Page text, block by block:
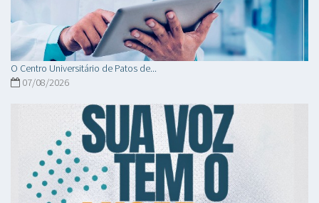
O Centro Universitário de Patos de...
07/08/2026